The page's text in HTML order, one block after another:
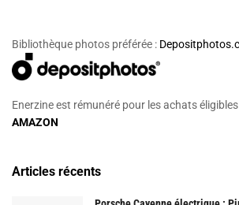
Bibliothèque photos préférée :
Enerzine est rémunéré pour les achats
AMAZON
Articles récents